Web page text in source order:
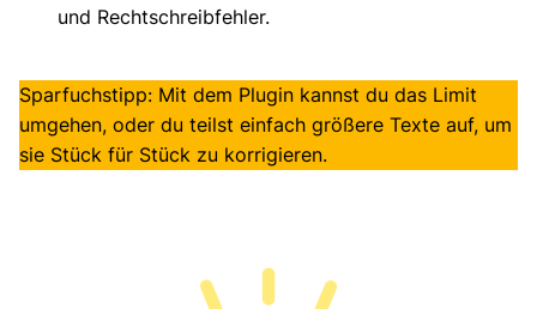
und Rechtschreibfehler.
Sparfuchstipp: Mit dem Plugin kannst du das Limit
umgehen, oder du teilst einfach größere Texte auf, um
sie Stück für Stück zu korrigieren.